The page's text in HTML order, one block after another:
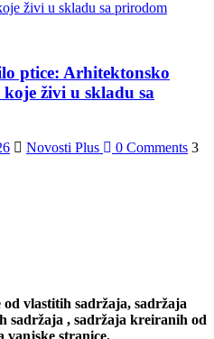
ptice: Arhitektonsko
živi u skladu sa
Novosti Plus 0 Comments 3
vlastitih sadržaja, sadržaja
sadržaja , sadržaja kreiranih od
vanjske stranice.